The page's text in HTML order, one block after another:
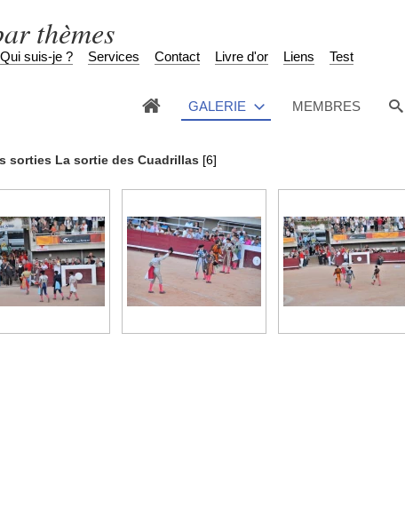
thèmes
GALERIE MEMBRES
sorties La sortie des Cuadrillas [6]
Qui suis-je ? Services Contact Livre d'or Liens Test